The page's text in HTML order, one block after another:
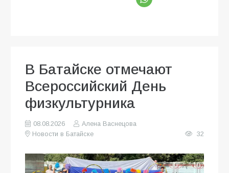
В Батайске отмечают
Всероссийский День
физкультурника
08.08.2026
Алена Васнецова
Новости в Батайске
32